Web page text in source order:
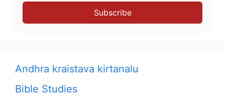
Subscribe
Andhra kraistava kirtanalu
Bible Studies